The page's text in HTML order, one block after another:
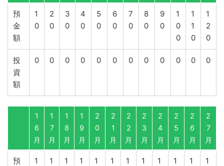
預
金
額
1
0
2
0
3
0
4
0
5
0
6
0
7
0
8
0
9
0
1
0
0
1
1
0
1
2
0
投
資
額
0 0 0 0 0 0 0 0 0 0 0 0
1
6
月
1
7
月
1
8
月
1
9
月
2
0
月
2
1
月
2
2
月
2
3
月
2
4
月
2
5
月
2
6
月
2
7
月
預
1
1
1
1
1
1
1
1
1
1
1
1